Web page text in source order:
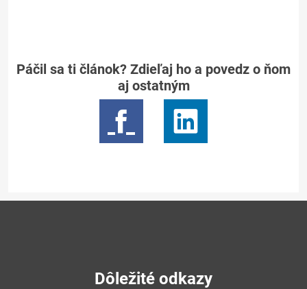
Páčil sa ti článok? Zdieľaj ho a povedz o ňom
aj ostatným
Dôležité odkazy